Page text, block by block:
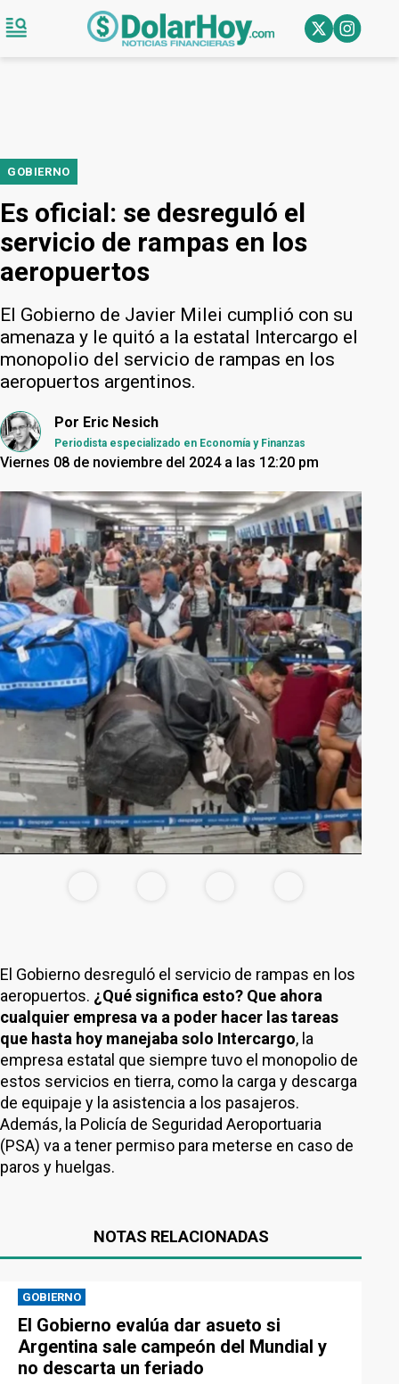
GOBIERNO
Es oficial: se desreguló el
servicio de rampas en los
aeropuertos
El Gobierno de Javier Milei cumplió con su
amenaza y le quitó a la estatal Intercargo el
monopolio del servicio de rampas en los
aeropuertos argentinos.
Por Eric Nesich
Periodista especializado en Economía y Finanzas
Viernes 08 de noviembre del 2024 a las 12:20 pm
El Gobierno desreguló el servicio de rampas en los
aeropuertos. ¿Qué significa esto? Que ahora
cualquier empresa va a poder hacer las tareas
que hasta hoy manejaba solo Intercargo, la
empresa estatal que siempre tuvo el monopolio de
estos servicios en tierra, como la carga y descarga
de equipaje y la asistencia a los pasajeros.
Además, la Policía de Seguridad Aeroportuaria
(PSA) va a tener permiso para meterse en caso de
paros y huelgas.
NOTAS RELACIONADAS
GOBIERNO
El Gobierno evalúa dar asueto si
Argentina sale campeón del Mundial y
no descarta un feriado